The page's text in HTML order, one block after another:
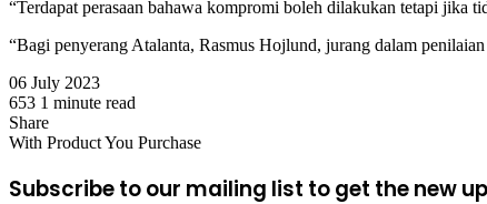
“Terdapat perasaan bahawa kompromi boleh dilakukan tetapi jika
“Bagi penyerang Atalanta, Rasmus Hojlund, jurang dalam
06 July 2023
653 1 minute read
Facebook
X
LinkedIn
Tumblr
Pinterest
Reddit
VKontakte
Odnoklassniki
Pocket
Share
Facebook
X
LinkedIn
Tumblr
Pinterest
Reddit
VKontakte
Odnoklassniki
Pocket
Share
Email
Print
With Product You Purchase
Subscribe to our mailing list to get the new